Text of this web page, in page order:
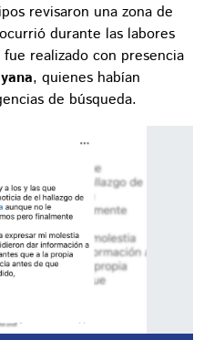
revisaron una zona de
durante las labores
realizado con presencia
, quienes habían
de búsqueda.